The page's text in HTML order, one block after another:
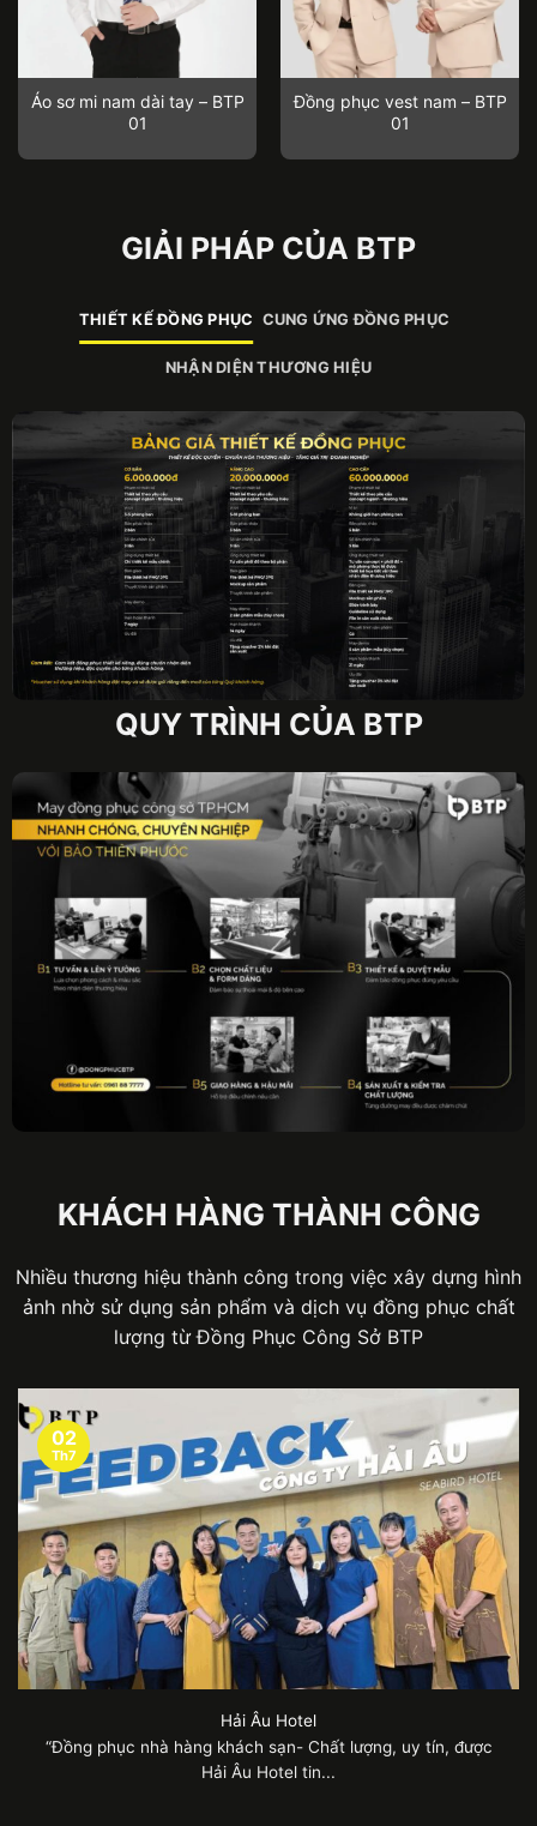
Áo sơ mi nam dài tay – BTP
01
Đồng phục vest nam – BTP
01
GIẢI PHÁP CỦA BTP
THIẾT KẾ ĐỒNG PHỤC CUNG ỨNG ĐỒNG PHỤC
NHẬN DIỆN THƯƠNG HIỆU
QUY TRÌNH CỦA BTP
KHÁCH HÀNG THÀNH CÔNG
Nhiều thương hiệu thành công trong việc xây dựng hình
ảnh nhờ sử dụng sản phẩm và dịch vụ đồng phục chất
lượng từ Đồng Phục Công Sở BTP
Hải Âu Hotel
“Đồng phục nhà hàng khách sạn- Chất lượng, uy tín, được
Hải Âu Hotel tin...
02
Th7